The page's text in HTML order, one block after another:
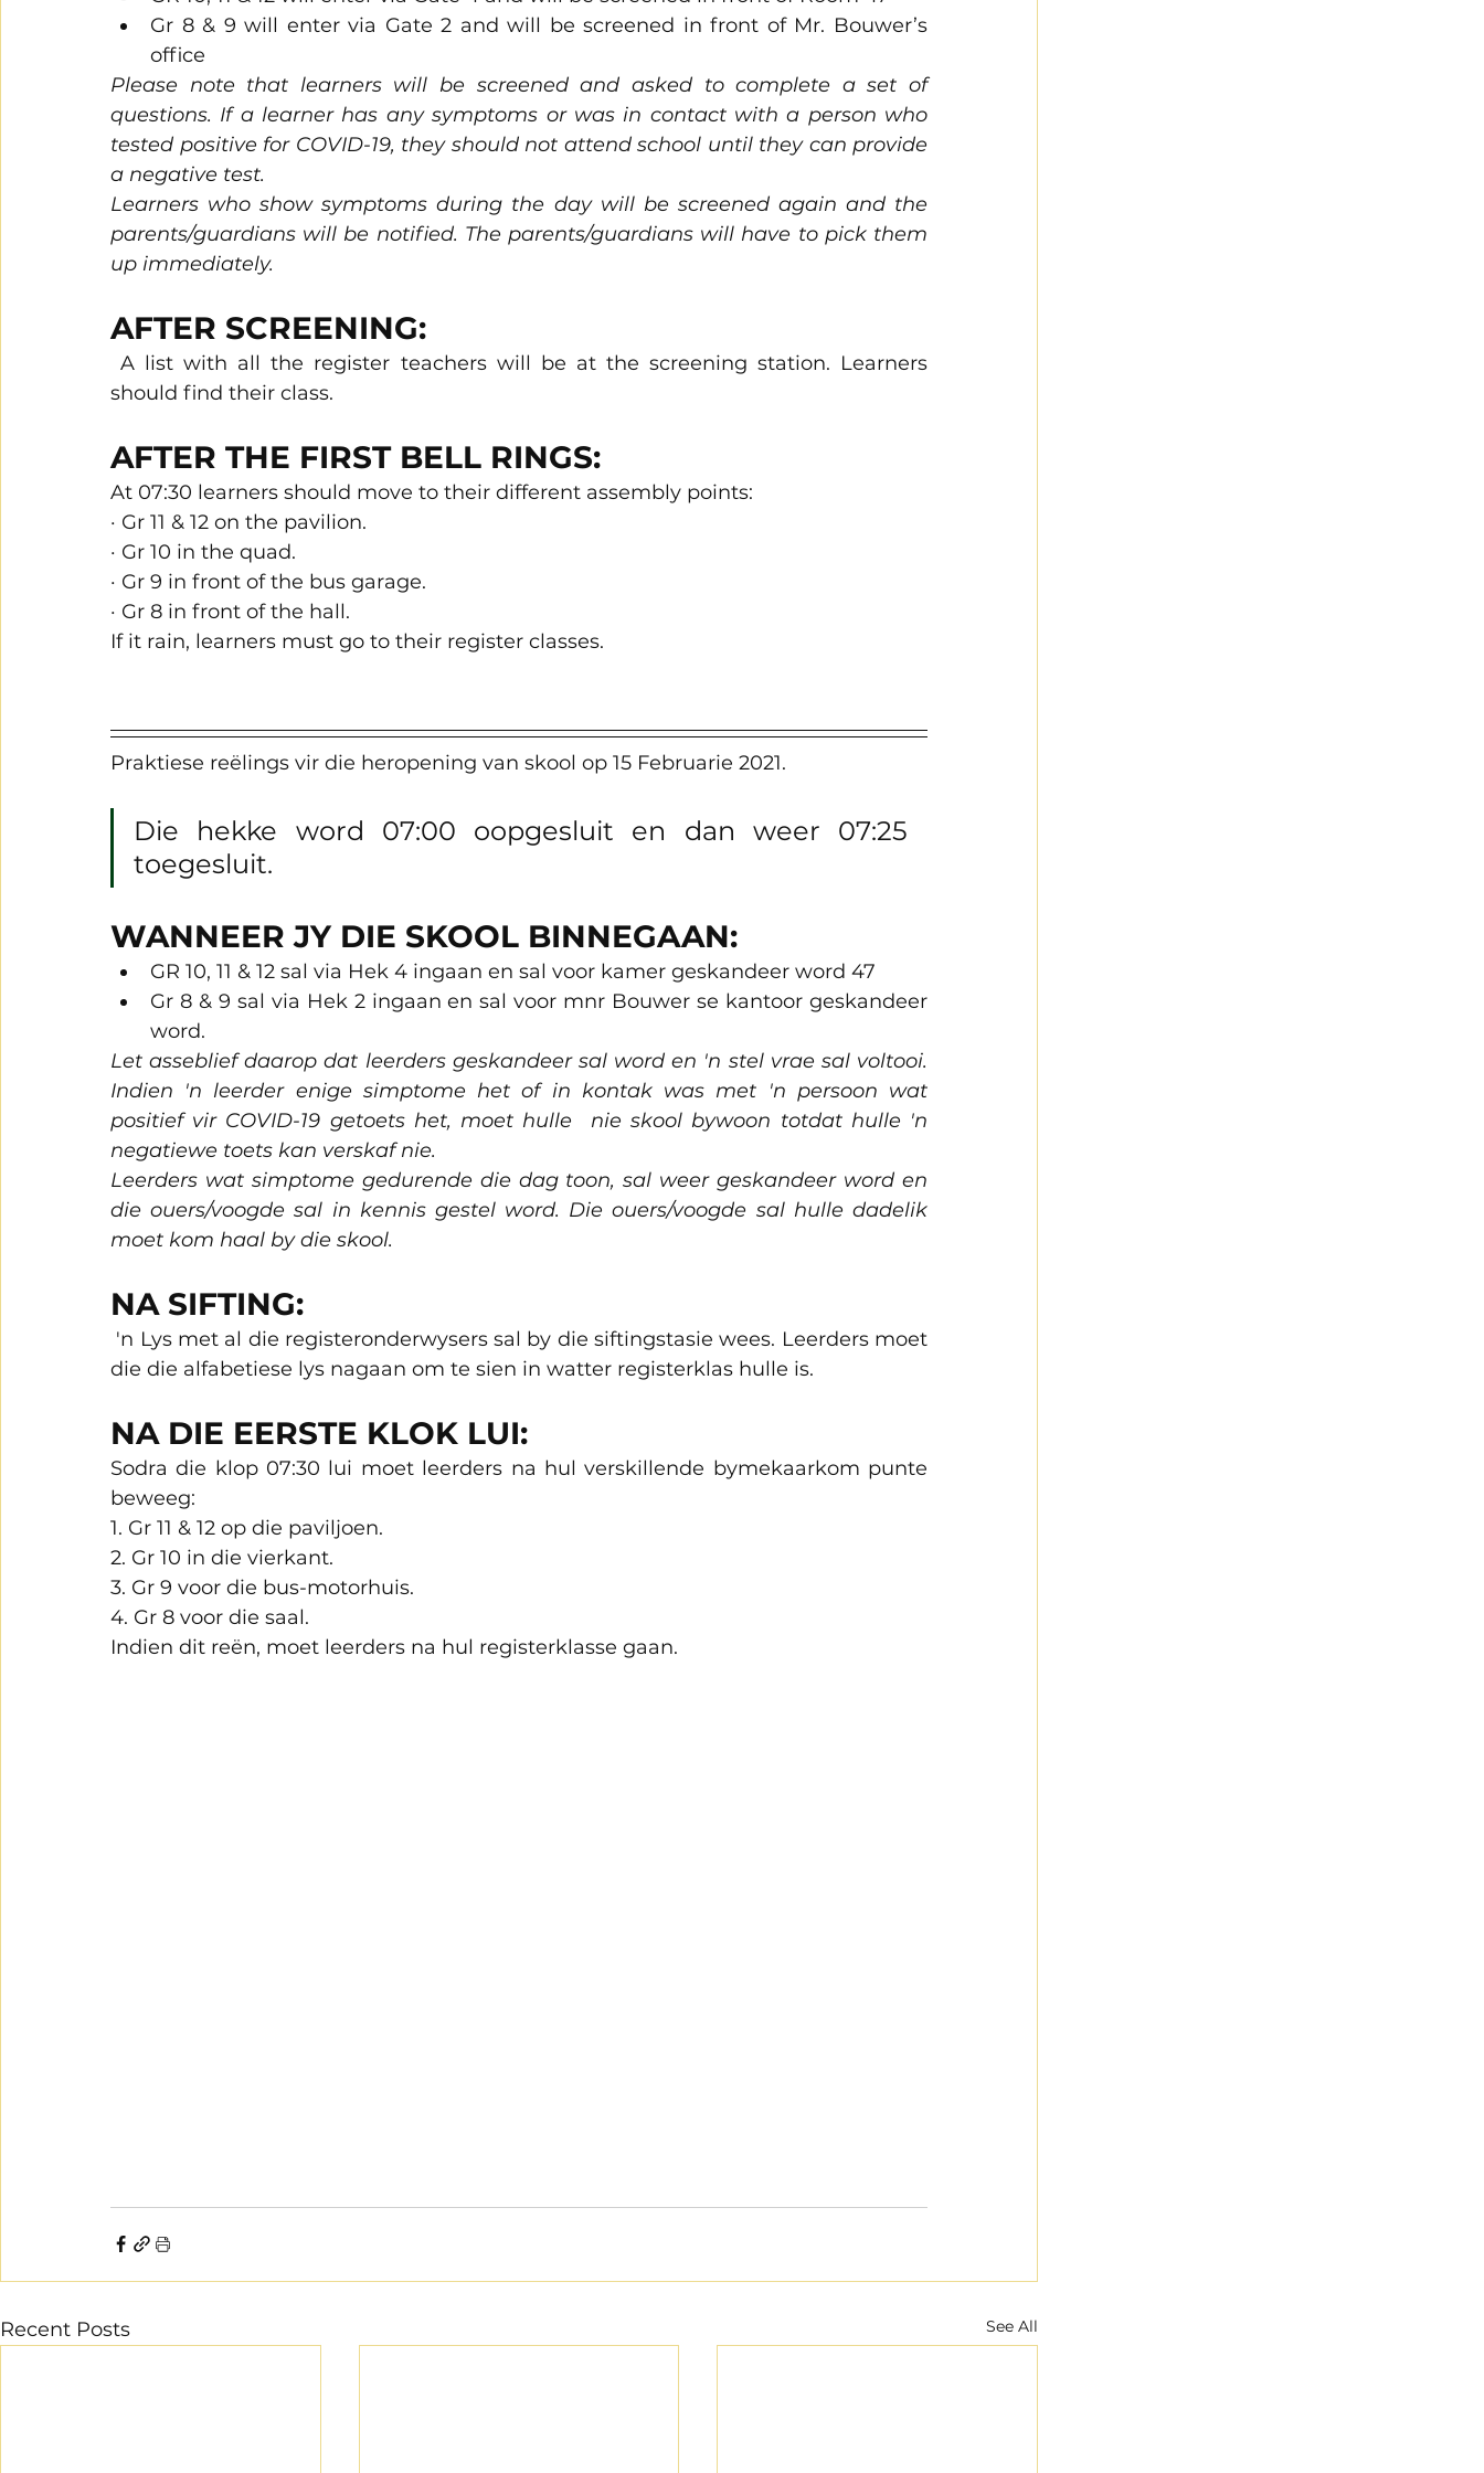
Gr 8 & 9 will enter via Gate 2 and will be screened in front of Mr. Bouwer’s
office
Please note that learners will be screened and asked to complete a set of
questions. If a learner has any symptoms or was in contact with a person who
tested positive for COVID-19, they should not attend school until they can provide
a negative test.
Learners who show symptoms during the day will be screened again and the
parents/guardians will be notified. The parents/guardians will have to pick them
up immediately.
AFTER SCREENING:
A list with all the register teachers will be at the screening station. Learners
should find their class.
AFTER THE FIRST BELL RINGS:
At 07:30 learners should move to their different assembly points:
· Gr 11 & 12 on the pavilion.
· Gr 10 in the quad.
· Gr 9 in front of the bus garage.
· Gr 8 in front of the hall.
If it rain, learners must go to their register classes.
Praktiese reëlings vir die heropening van skool op 15 Februarie 2021.
Die hekke word 07:00 oopgesluit en dan weer 07:25
toegesluit.
WANNEER JY DIE SKOOL BINNEGAAN:
GR 10, 11 & 12 sal via Hek 4 ingaan en sal voor kamer geskandeer word 47
Gr 8 & 9 sal via Hek 2 ingaan en sal voor mnr Bouwer se kantoor geskandeer
word.
Let asseblief daarop dat leerders geskandeer sal word en 'n stel vrae sal voltooi.
Indien 'n leerder enige simptome het of in kontak was met 'n persoon wat
positief vir COVID-19 getoets het, moet hulle
nie skool bywoon totdat hulle 'n
negatiewe toets kan verskaf nie.
Leerders wat simptome gedurende die dag toon, sal weer geskandeer word en
die ouers/voogde sal in kennis gestel word. Die ouers/voogde sal hulle dadelik
moet kom haal by die skool.
NA SIFTING:
die die alfabetiese lys nagaan om te sien in watter registerklas hulle is.
NA DIE EERSTE KLOK LUI:
Sodra die klop 07:30 lui moet leerders na hul verskillende bymekaarkom punte
beweeg:
1. Gr 11 & 12 op die paviljoen.
2. Gr 10 in die vierkant.
3. Gr 9 voor die bus-motorhuis.
4. Gr 8 voor die saal.
Indien dit reën, moet leerders na hul registerklasse gaan.
Recent Posts See All